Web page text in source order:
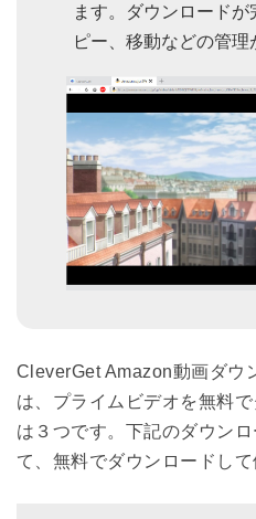
ます。ダウンロード
ピー、移動などの管理
CleverGet Amazon動画ダウ
は、プライムビデオを無料
は３つです。下記のダウン
て、無料でダウンロードして